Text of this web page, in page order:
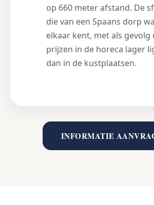
op 660 meter afstand. De
die van een Spaans dorp
elkaar kent, met als gevolg
prijzen in de horeca lager
dan in de kustplaatsen.
INFORMATIE